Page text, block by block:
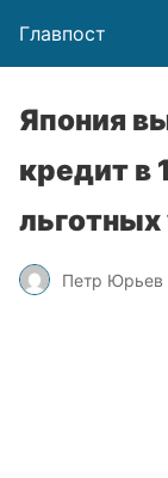
Главпост
Япония
кредит в
льготных
Петр Юрьев